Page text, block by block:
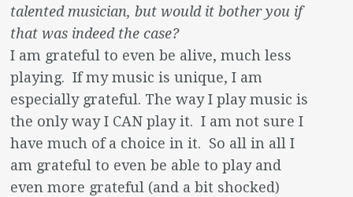
talented musician, but would it bother you if
that was indeed the case?
I am grateful to even be alive, much less
playing. If my music is unique, I am
especially grateful. The way I play music is
the only way I CAN play it. I am not sure I
have much of a choice in it. So all in all I
am grateful to even be able to play and
even more grateful (and a bit shocked)